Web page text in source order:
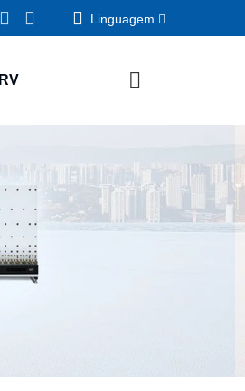
Linguagem
RV